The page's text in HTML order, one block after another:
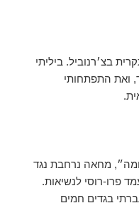
התקרית בצ׳רנוביל. ביליתי
ואת התפתחותי
מחאה נרחבת נגד
פרו-רוסי לנשיאות.
בגדים חמים